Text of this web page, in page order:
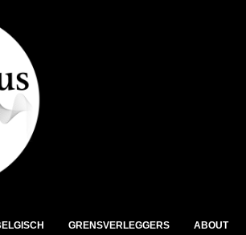
GRENSVERLEGGERS ABOUT